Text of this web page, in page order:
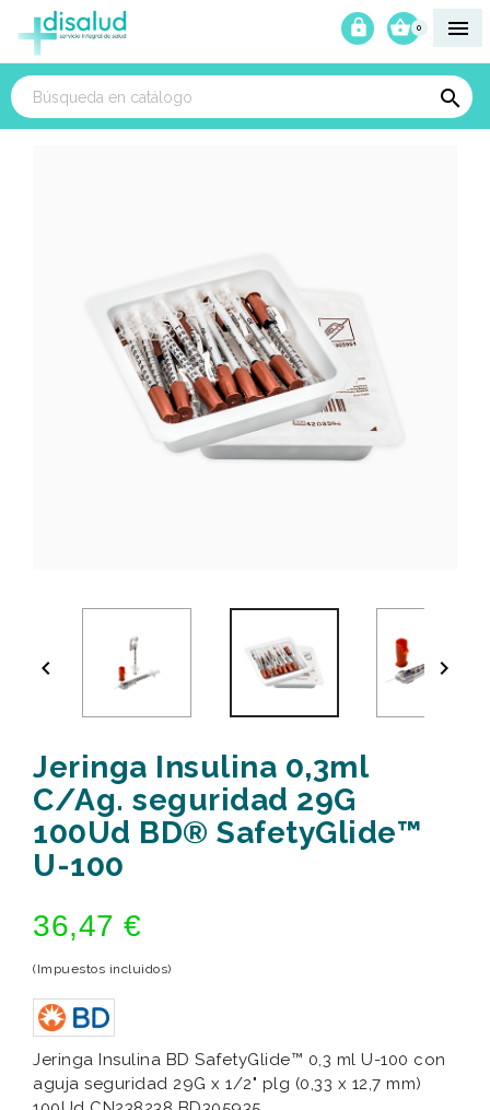

0



 
Jeringa Insulina 0,3ml
C/Ag. seguridad 29G
100Ud BD® SafetyGlide™
U-100
36,47 €
(Impuestos incluidos)
Jeringa Insulina BD SafetyGlide™ 0,3 ml U-100 con
aguja seguridad 29G x 1/2" plg (0,33 x 12,7 mm)